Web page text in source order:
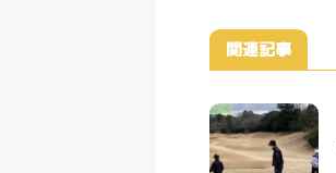
関連記事